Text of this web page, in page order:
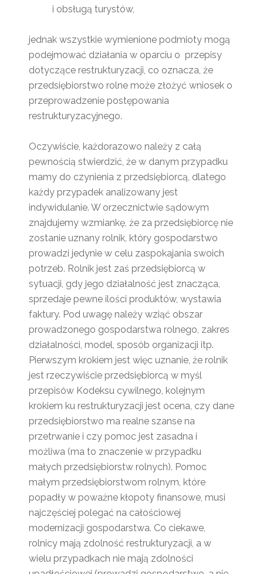
i obsługą turystów,
jednak wszystkie wymienione podmioty mogą
podejmować działania w oparciu o przepisy
dotyczące restrukturyzacji, co oznacza, że
przedsiębiorstwo rolne może złożyć wniosek o
przeprowadzenie postępowania
restrukturyzacyjnego.
Oczywiście, każdorazowo należy z całą
pewnością stwierdzić, że w danym przypadku
mamy do czynienia z przedsiębiorcą, dlatego
każdy przypadek analizowany jest
indywidulanie. W orzecznictwie sądowym
znajdujemy wzmiankę, że za przedsiębiorcę nie
zostanie uznany rolnik, który gospodarstwo
prowadzi jedynie w celu zaspokajania swoich
potrzeb. Rolnik jest zaś przedsiębiorcą w
sytuacji, gdy jego działalność jest znacząca,
sprzedaje pewne ilości produktów, wystawia
faktury. Pod uwagę należy wziąć obszar
prowadzonego gospodarstwa rolnego, zakres
działalności, model, sposób organizacji itp.
Pierwszym krokiem jest więc uznanie, że rolnik
jest rzeczywiście przedsiębiorcą w myśl
przepisów Kodeksu cywilnego, kolejnym
krokiem ku restrukturyzacji jest ocena, czy dane
przedsiębiorstwo ma realne szanse na
przetrwanie i czy pomoc jest zasadna i
możliwa (ma to znaczenie w przypadku
małych przedsiębiorstw rolnych). Pomoc
małym przedsiębiorstwom rolnym, które
popadły w poważne kłopoty finansowe, musi
najczęściej polegać na całościowej
modernizacji gospodarstwa. Co ciekawe,
rolnicy mają zdolność restrukturyzacji, a w
wielu przypadkach nie mają zdolności